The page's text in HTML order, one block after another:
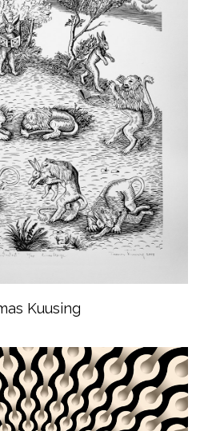
Kuusing